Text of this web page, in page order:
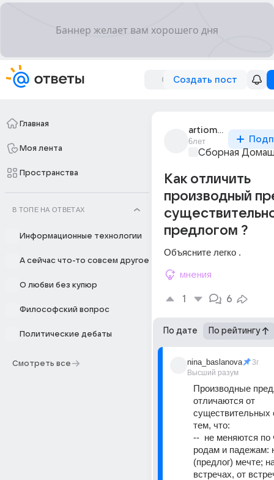
Создать пост
Главная
Моя лента
Пространства
В ТОПЕ НА ОТВЕТАХ
Информационные технологии
А сейчас что-то совсем другое
О любви без купюр
Философский вопрос
Политические дебаты
Смотреть все
artiom_shakarian_9
6лет
Сборная
Как отличить
производный
предлогом ?
Объясните легко .
мнения
1 6
По дате По рейтингу
nina_baslanova
Высший разум
3г
Производные
отличаются от
существительных
тем, что:
--  не меняются по
родам и падежам:
(предлог) мечте;
встречах, от